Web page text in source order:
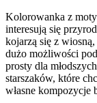
Kolorowanka z
interesują się
kojarzą się z
dużo możliwości
prosty dla
starszaków, które
własne kompozycje